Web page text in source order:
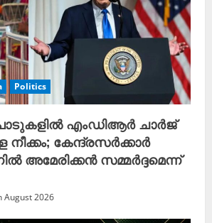
Politics
എംഡിആർ ചാർജ്
കേന്ദ്രസർക്കാർ
അമേരിക്കൻ സമ്മർദ്ദമെന്ന്
August 2026